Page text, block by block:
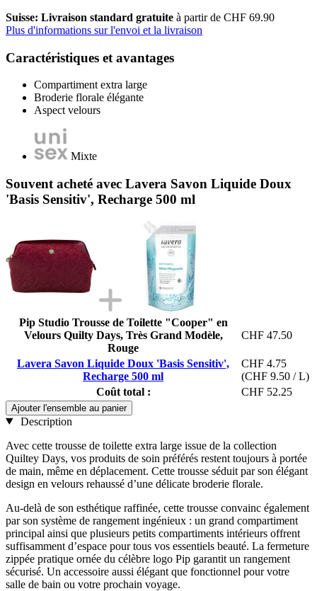
Suisse: Livraison standard gratuite à partir de CHF 69.90
Plus d'informations sur l'envoi et la livraison
Caractéristiques et avantages
Compartiment extra large
Broderie florale élégante
Aspect velours
Mixte
Souvent acheté avec Lavera Savon Liquide Doux
'Basis Sensitiv', Recharge 500 ml
Pip Studio Trousse de Toilette "Cooper" en
Velours Quilty Days, Très Grand Modèle,
Rouge
CHF 47.50
Lavera Savon Liquide Doux 'Basis Sensitiv',
Recharge 500 ml
CHF 4.75
(CHF 9.50 / L)
Coût total :
CHF 52.25
Ajouter l'ensemble au panier
Description
Avec cette trousse de toilette extra large issue de la collection
Quiltey Days, vos produits de soin préférés restent toujours à portée
de main, même en déplacement. Cette trousse séduit par son élégant
design en velours rehaussé d’une délicate broderie florale.
Au-delà de son esthétique raffinée, cette trousse convainc également
par son système de rangement ingénieux : un grand compartiment
principal ainsi que plusieurs petits compartiments intérieurs offrent
suffisamment d’espace pour tous vos essentiels beauté. La fermeture
zippée pratique ornée du célèbre logo Pip garantit un rangement
sécurisé. Un accessoire aussi élégant que fonctionnel pour votre
salle de bain ou votre prochain voyage.